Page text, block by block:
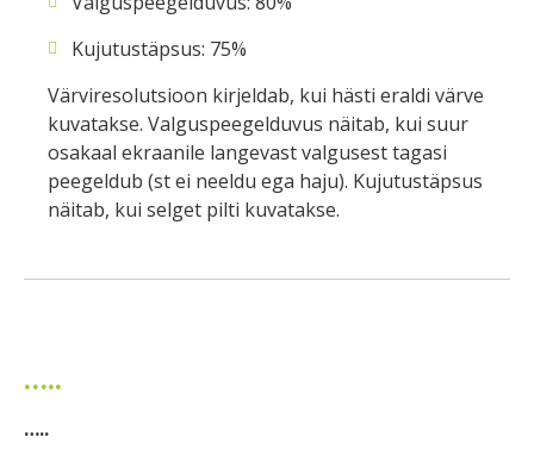
Kujutustäpsus: 75%
Värviresolutsioon kirjeldab, kui hästi eraldi värve
kuvatakse. Valguspeegelduvus näitab, kui suur
osakaal ekraanile langevast valgusest tagasi
peegeldub (st ei neeldu ega haju). Kujutustäpsus
näitab, kui selget pilti kuvatakse.
…..
…..